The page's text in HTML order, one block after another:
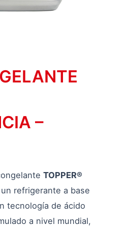
–
TOPPER®
refrigerante a base
tecnología de ácido
a nivel mundial,